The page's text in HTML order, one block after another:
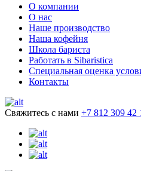
О компании
О нас
Наше производство
Наша кофейня
Школа бариста
Работать в Sibaristica
Специальная оценка
Контакты
Свяжитесь с нами +7 812 309 42